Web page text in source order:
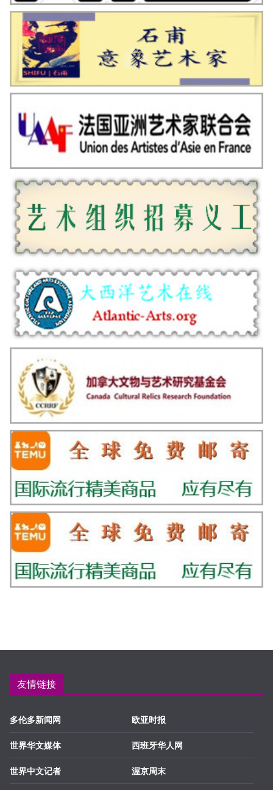
友情链接
多伦多新闻网
世界华文媒体
世界中文记者
欧亚时报
西班牙华人网
渥京周末